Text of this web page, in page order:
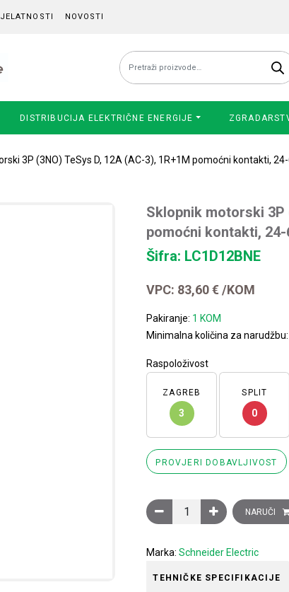
NOVOSTI
Pretraži:
DISTRIBUCIJA ELEKTRIČNE ENERGIJE
3P (3NO) TeSys D, 12A (AC-3), 1R+1M pomoćni kontakti,
Sklopnik motorski 3P
pomoćni kontakti, 24-
Šifra: LC1D12BNE
VPC: 83,60€ /KOM
Pakiranje: 1 KOM
Minimalna količina za narudžbu:
Raspoloživost
ZAGREB
3
SPLIT
0
PROVJERI DOBAVLJIVOST
Sklopnik motorski 3P
NARUČI
Marka:Schneider Electric
TEHNIČKE SPECIFIKACIJE